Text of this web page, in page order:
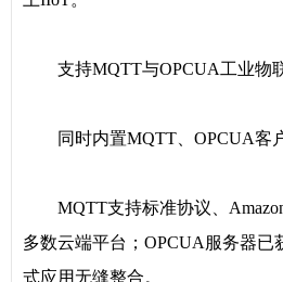
支持MQTT与OPCUA工业物
同时内置MQTT、OPCUA客户
MQTT支持标准协议、
多数云端平台；OPCUA服务器已
式应用无缝整合。